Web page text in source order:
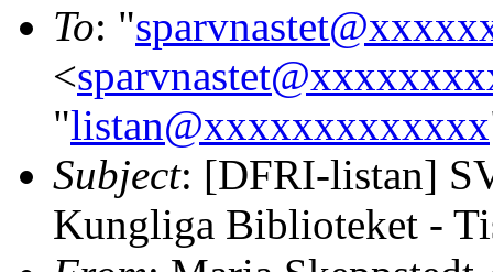
To: "
<
"listan@xxxxxxxxxxxxx
Subject: [DFRI-listan]
Kungliga Biblioteket -